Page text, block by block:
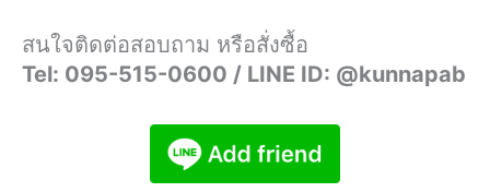
สนใจติดต่อสอบถาม หรือสั่งซื้อ
Tel: 095-515-0600 / LINE ID: @kunnapab